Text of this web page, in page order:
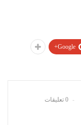
Google+
0 تعليقات